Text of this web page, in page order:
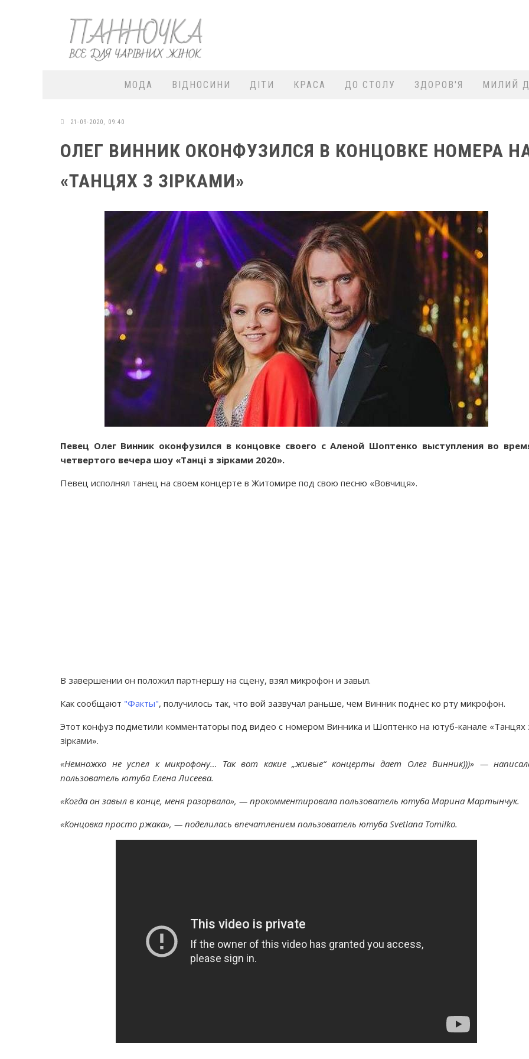
МОДА ВІДНОСИНИ ДІТИ КРАСА ДО СТОЛУ ЗДОРОВ'Я МИЛИЙ
21-09-2020, 09:40
ОЛЕГ ВИННИК ОКОНФУЗИЛСЯ В КОНЦОВКЕ НОМЕРА
«ТАНЦЯХ З ЗІРКАМИ»
Певец Олег Винник оконфузился в концовке своего с Аленой Шоптенко выступления во
четвертого вечера шоу «Танці з зірками 2020».
Певец исполнял танец на своем концерте в Житомире под свою песню «Вовчиця».
В завершении он положил партнершу на сцену, взял микрофон и завыл.
Как сообщают "Факты", получилось так, что вой зазвучал раньше, чем Винник поднес ко рту микрофон.
Этот конфуз подметили комментаторы под видео с номером Винника и Шоптенко на ютуб-канале «Танцях
зірками».
«Немножко не успел к микрофону… Так вот какие „живые“ концерты дает Олег Винник)))» —
пользователь ютуба Елена Лисеева.
«Когда он завыл в конце, меня разорвало», — прокомментировала пользователь ютуба Марина Мартынчук.
«Концовка просто ржака», — поделилась впечатлением пользователь ютуба Svetlana Tomilko.